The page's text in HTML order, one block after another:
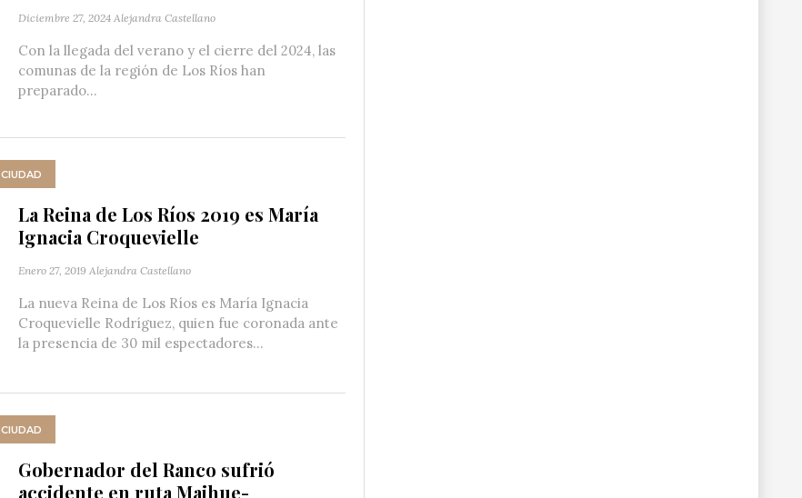
Diciembre 27, 2024 Alejandra Castellano
Con la llegada del verano y el cierre del 2024, las
comunas de la región de Los Ríos han
preparado...
CIUDAD
La Reina de Los Ríos 2019 es María
Ignacia Croquevielle
Enero 27, 2019 Alejandra Castellano
La nueva Reina de Los Ríos es María Ignacia
Croquevielle Rodríguez, quien fue coronada ante
la presencia de 30 mil espectadores...
CIUDAD
Gobernador del Ranco sufrió
accidente en ruta Maihue-